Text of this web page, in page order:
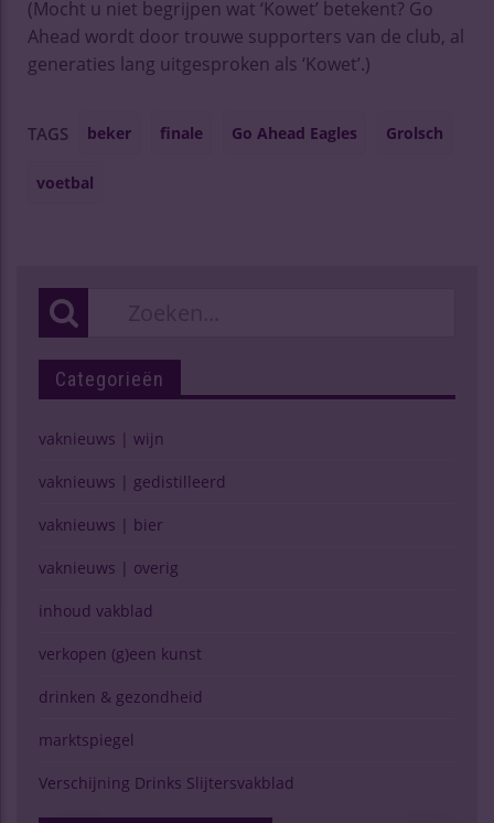
(Mocht u niet begrijpen wat ‘Kowet’ betekent? Go
Ahead wordt door trouwe supporters van de club, al
generaties lang uitgesproken als ‘Kowet’.)
TAGS beker finale Go Ahead Eagles Grolsch
voetbal
Categorieën
vaknieuws | wijn
vaknieuws | gedistilleerd
vaknieuws | bier
vaknieuws | overig
inhoud vakblad
verkopen (g)een kunst
drinken & gezondheid
marktspiegel
Verschijning Drinks Slijtersvakblad